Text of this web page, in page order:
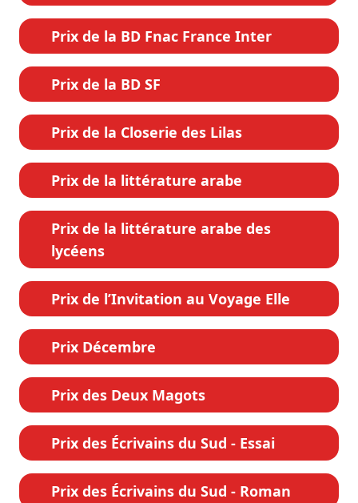
Prix de la BD Fnac France Inter
Prix de la BD SF
Prix de la Closerie des Lilas
Prix de la littérature arabe
Prix de la littérature arabe des
lycéens
Prix de l’Invitation au Voyage Elle
Prix Décembre
Prix des Deux Magots
Prix des Écrivains du Sud - Essai
Prix des Écrivains du Sud - Roman